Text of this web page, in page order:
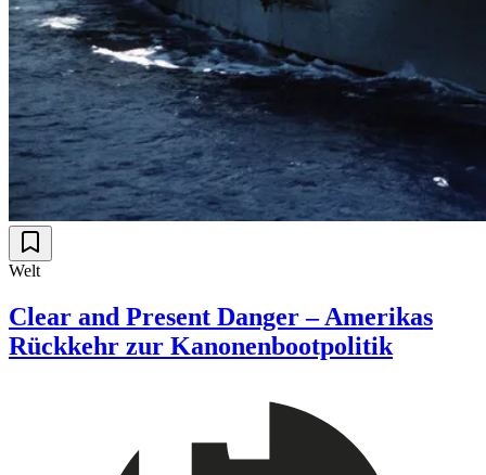
Welt
Clear and Present Danger – Amerikas
Rückkehr zur Kanonenbootpolitik